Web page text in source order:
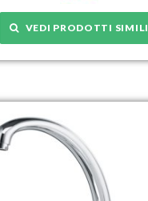
VEDI PRODOTTI SIMILI